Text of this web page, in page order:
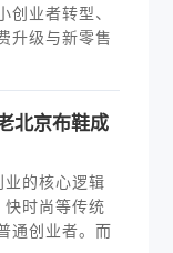
业者转型、
升级与新零售
北京布鞋成
业的核心逻辑
快时尚等传统
通创业者。而